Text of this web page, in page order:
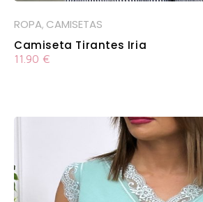
ROPA, CAMISETAS
Camiseta Tirantes Iria
11.90 €